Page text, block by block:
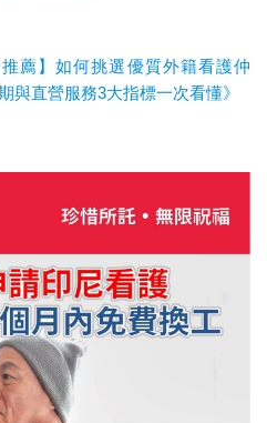
推薦】如何挑選優質外籍看護仲
與直營服務3大指標一次看懂》